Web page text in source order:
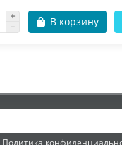
В корзину
Политика